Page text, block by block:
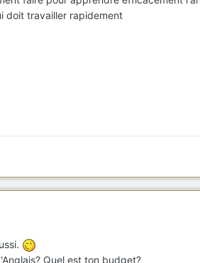
doit travailler rapidement
Quel est ton budget?